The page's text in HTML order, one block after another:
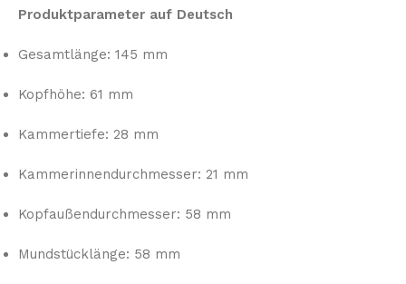
Produktparameter auf Deutsch
Gesamtlänge: 145 mm
Kopfhöhe: 61 mm
Kammertiefe: 28 mm
Kammerinnendurchmesser: 21 mm
Kopfaußendurchmesser: 58 mm
Mundstücklänge: 58 mm